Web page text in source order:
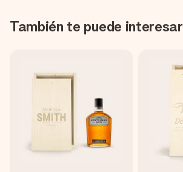
También te puede interesar